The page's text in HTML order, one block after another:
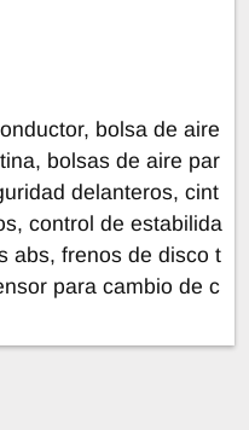
bolsa de aire
bolsas de aire par
delanteros, cint
control de estabilida
abs, frenos de disco t
para cambio de c